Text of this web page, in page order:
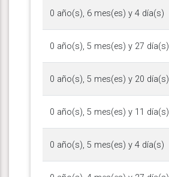
0 año(s), 6 mes(es) y 4 día(s)
0 año(s), 5 mes(es) y 27 día(s)
0 año(s), 5 mes(es) y 20 día(s)
0 año(s), 5 mes(es) y 11 día(s)
0 año(s), 5 mes(es) y 4 día(s)